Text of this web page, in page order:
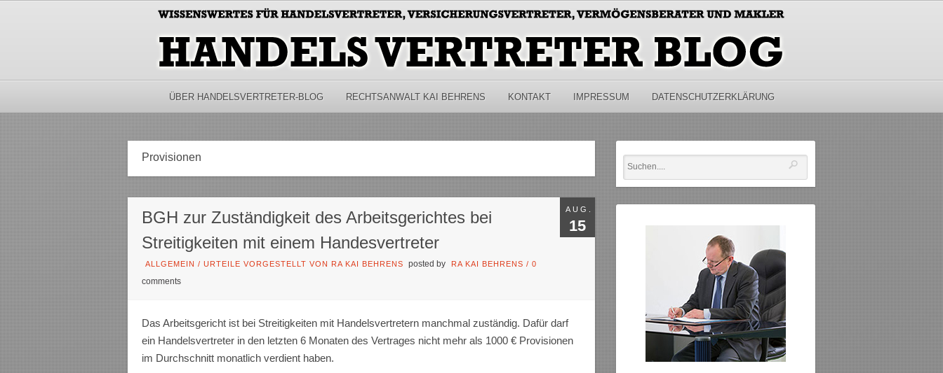
ÜBER HANDELSVERTRETER-BLOG RECHTSANWALT KAI BEHRENS KONTAKT IMPRESSUM DATENSCHUTZERKLÄRUNG
Provisionen
AUG.
15
BGH zur Zuständigkeit des Arbeitsgerichtes bei
Streitigkeiten mit einem Handesvertreter
ALLGEMEIN / URTEILE VORGESTELLT VON RA KAI BEHRENS posted by RA KAI BEHRENS / 0
comments
Das Arbeitsgericht ist bei Streitigkeiten mit Handelsvertretern manchmal zuständig. Dafür darf
ein Handelsvertreter in den letzten 6 Monaten des Vertrages nicht mehr als 1000 € Provisionen
im Durchschnitt monatlich verdient haben.